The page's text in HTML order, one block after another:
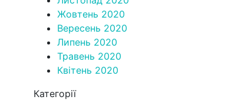
Жовтень 2020
Вересень 2020
Липень 2020
Травень 2020
Квітень 2020
Категорії